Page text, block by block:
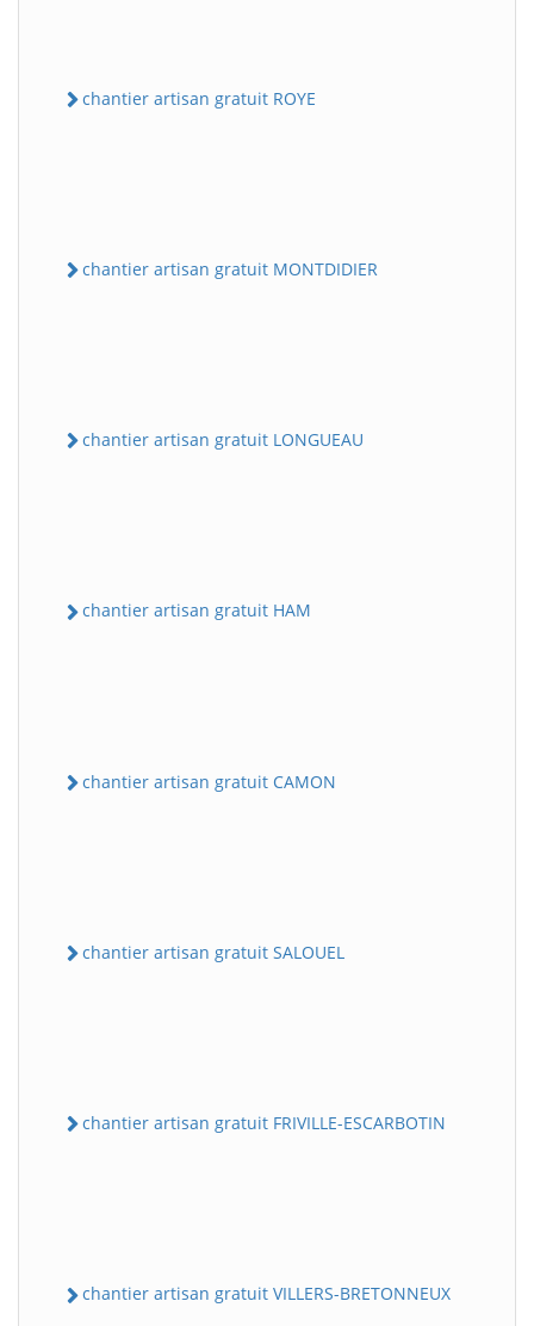
chantier artisan gratuit ROYE
chantier artisan gratuit MONTDIDIER
chantier artisan gratuit LONGUEAU
chantier artisan gratuit HAM
chantier artisan gratuit CAMON
chantier artisan gratuit SALOUEL
chantier artisan gratuit FRIVILLE-ESCARBOTIN
chantier artisan gratuit VILLERS-BRETONNEUX